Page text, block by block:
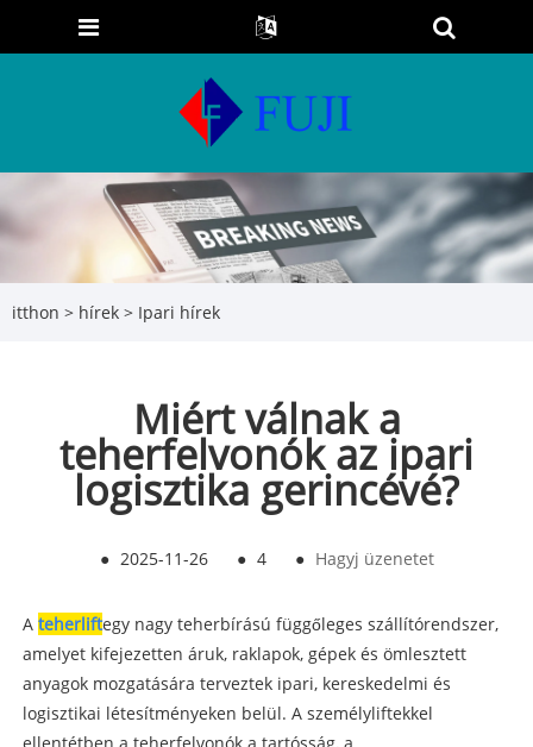
itthon > hírek > Ipari hírek
Miért válnak a
teherfelvonók az ipari
logisztika gerincévé?
● 2025-11-26 ● 4 ● Hagyj üzenetet
A teherliftegy nagy teherbírású függőleges szállítórendszer,
amelyet kifejezetten áruk, raklapok, gépek és ömlesztett
anyagok mozgatására terveztek ipari, kereskedelmi és
logisztikai létesítményeken belül. A személyliftekkel